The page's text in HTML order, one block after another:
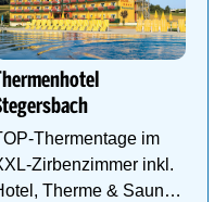
Thermentage im
Zirbenzimmer inkl.
Therme & Sauna